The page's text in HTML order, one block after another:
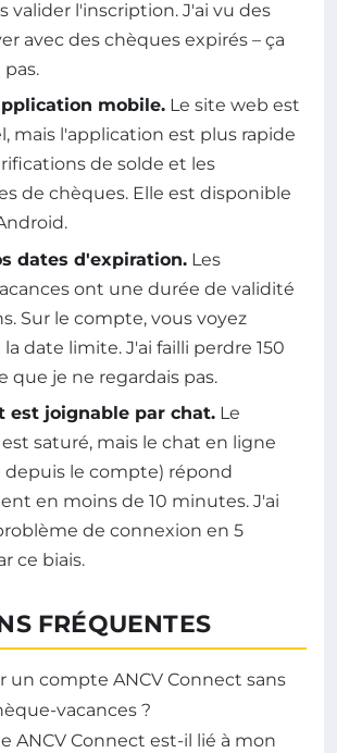
valider l'inscription. J'ai vu des
avec des chèques expirés – ça
mobile. Le site web est
mais l'application est plus rapide
de solde et les
de chèques. Elle est disponible
dates d'expiration. Les
ont une durée de validité
Sur le compte, vous voyez
date limite. J'ai failli perdre 150
que je ne regardais pas.
est joignable par chat. Le
saturé, mais le chat en ligne
depuis le compte) répond
en moins de 10 minutes. J'ai
de connexion en 5
ce biais.
FRÉQUENTES
un compte ANCV Connect sans
vacances ?
ANCV Connect est-il lié à mon